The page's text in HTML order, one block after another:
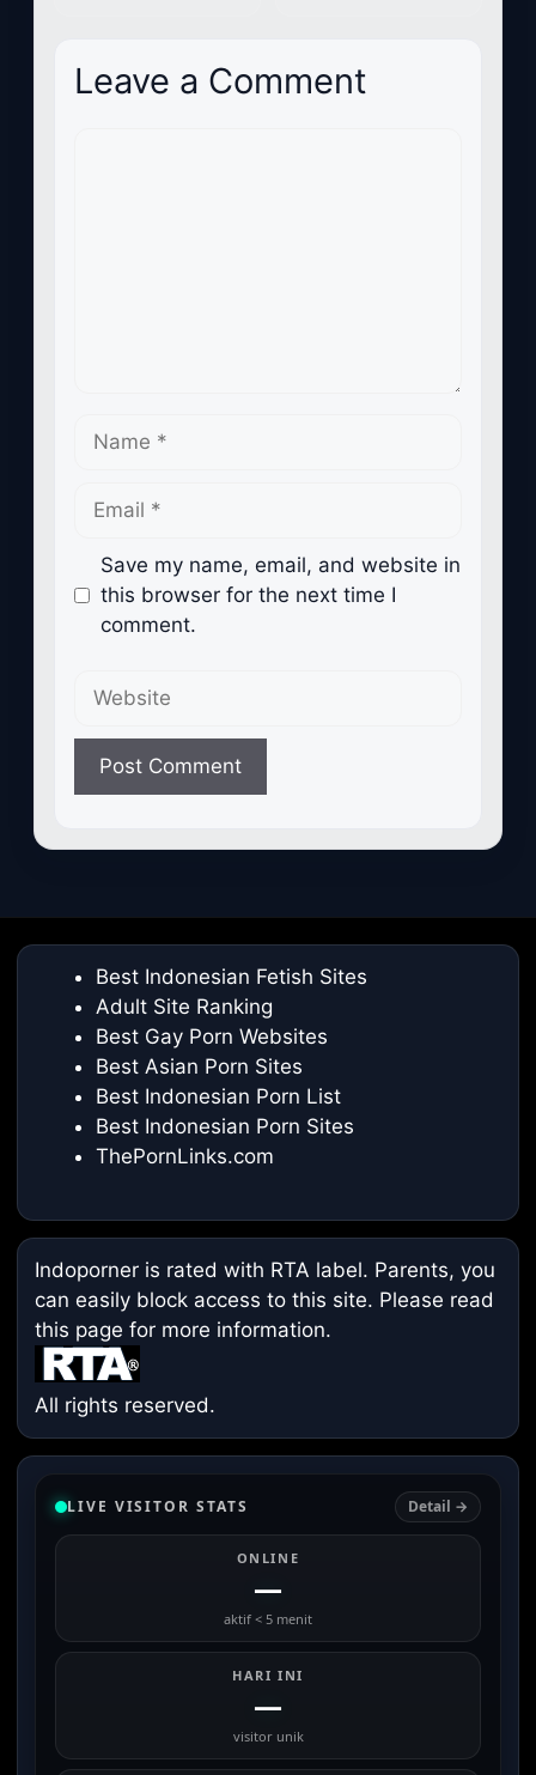
Leave a Comment
Save my name, email, and website in
this browser for the next time I
comment.
Website
Best Indonesian Fetish Sites
Adult Site Ranking
Best Gay Porn Websites
Best Asian Porn Sites
Best Indonesian Porn List
Best Indonesian Porn Sites
ThePornLinks.com
Indoporner is rated with RTA label. Parents, you
can easily block access to this site. Please read
this page for more information.
All rights reserved.
LIVE VISITOR STATS Detail →
ONLINE
—
aktif < 5 menit
HARI INI
—
visitor unik